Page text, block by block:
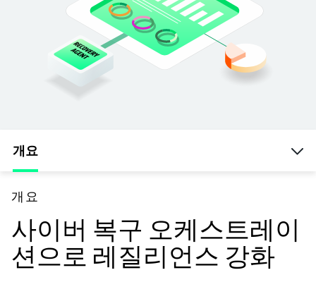
개요
개요
사이버 복구 오케스트레이
션으로 레질리언스 강화